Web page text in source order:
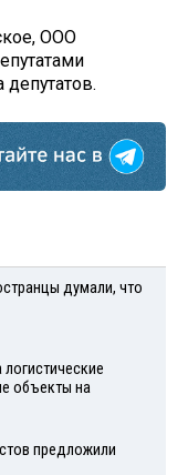
ООО
думали, что
объекты на
предложили